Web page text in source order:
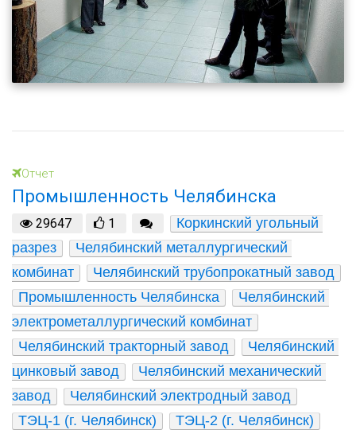
Отчет
Промышленность Челябинска
29647 1
Коркинский угольный
разрез
Челябинский металлургический
комбинат
Челябинский трубопрокатный завод
Промышленность Челябинска
Челябинский
электрометаллургический комбинат
Челябинский тракторный завод
Челябинский
цинковый завод
Челябинский механический
завод
Челябинский электродный завод
ТЭЦ-1 (г. Челябинск)
ТЭЦ-2 (г. Челябинск)